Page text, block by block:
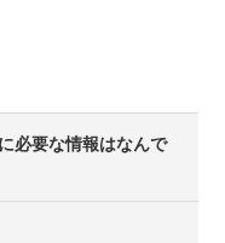
必要な情報はなんで